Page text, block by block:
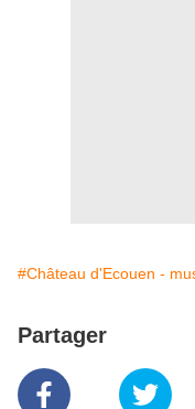
#Château d'Ecouen -
Partager